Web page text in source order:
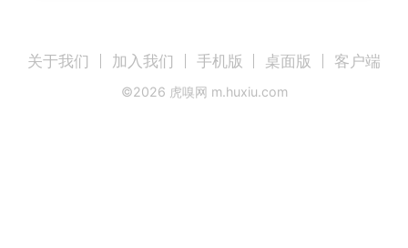
关于我们 加入我们 手机版 桌面版 客户端
©2026 虎嗅网 m.huxiu.com